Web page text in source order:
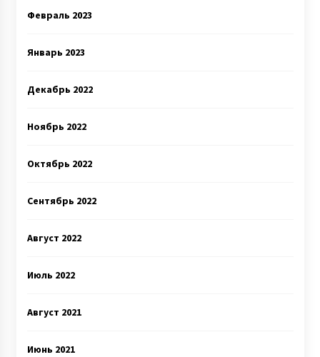
Февраль 2023
Январь 2023
Декабрь 2022
Ноябрь 2022
Октябрь 2022
Сентябрь 2022
Август 2022
Июль 2022
Август 2021
Июнь 2021